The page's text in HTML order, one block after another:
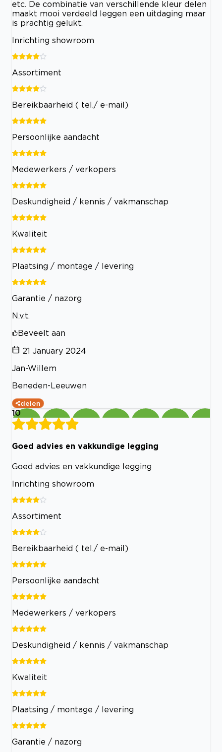
etc. De combinatie van verschillende kleur delen
maakt mooi verdeeld leggen een uitdaging maar
is prachtig gelukt.
Inrichting showroom
Assortiment
Bereikbaarheid ( tel./ e-mail)
Persoonlijke aandacht
Medewerkers / verkopers
Deskundigheid / kennis / vakmanschap
Kwaliteit
Plaatsing / montage / levering
Garantie / nazorg
N.v.t.
Beveelt aan
21 January 2024
Jan-Willem
Beneden-Leeuwen
delen
10
Goed advies en vakkundige legging
Goed advies en vakkundige legging
Inrichting showroom
Assortiment
Bereikbaarheid ( tel./ e-mail)
Persoonlijke aandacht
Medewerkers / verkopers
Deskundigheid / kennis / vakmanschap
Kwaliteit
Plaatsing / montage / levering
Garantie / nazorg